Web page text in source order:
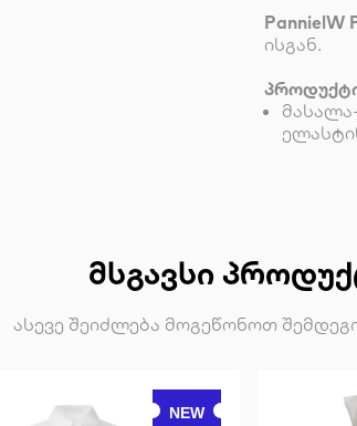
PannielW
ისგან.
ᲛᲡᲒᲐᲕᲡᲘ
ასევე შეიძლება მოგეწონოთ
NEW